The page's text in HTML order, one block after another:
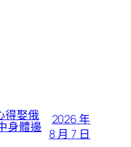
得娶俄
身體邊
2026 年
8 月 7 日